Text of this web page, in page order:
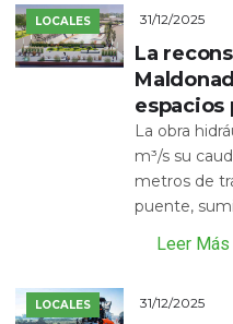
LOCALES 31/12/2025
La
espacios
La obra
m³/s su
metros de
puente,
Leer Más
LOCALES 31/12/2025